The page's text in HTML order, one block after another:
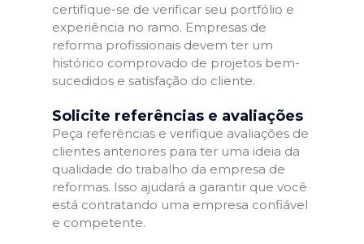
certifique-se de verificar seu portfólio e
experiência no ramo. Empresas de
reforma profissionais devem ter um
histórico comprovado de projetos bem-
sucedidos e satisfação do cliente.
Solicite referências e avaliações
Peça referências e verifique avaliações de
clientes anteriores para ter uma ideia da
qualidade do trabalho da empresa de
reformas. Isso ajudará a garantir que você
está contratando uma empresa confiável
e competente.